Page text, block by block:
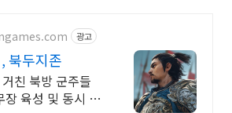
광고
북두지존
친 북방 군주들
장 육성 및 동시 전